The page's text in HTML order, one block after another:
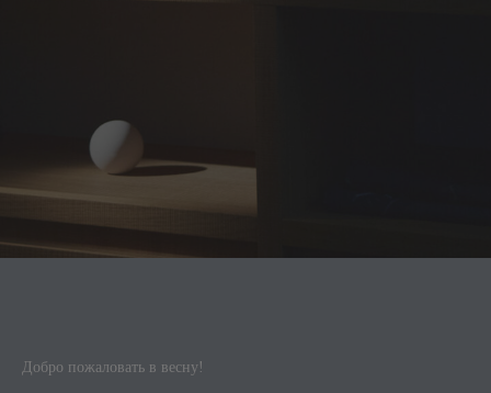
Добро пожаловать в весну!